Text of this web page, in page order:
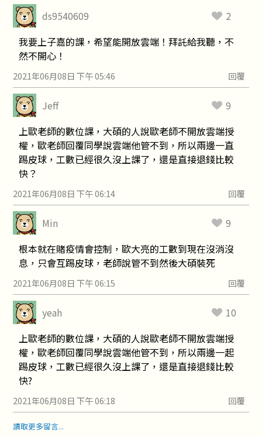
ds9540609
2
我要上子嘉的課，希望能開放雲端！拜託給我聽，不
然不開心！
2021年06月08日 下午 05:46 回覆
Jeff
9
上歐老師的數位課，大碩的人說歐老師不開放雲端授
權，歐老師回覆同學說雲端他管不到，所以兩邊一直
踢皮球，工數已經很久沒上課了，還是直接退錢比較
快？
2021年06月08日 下午 06:14 回覆
Min
9
根本就在賭疫情會控制，歐大亮的工數到現在沒消沒
息，只會互踢皮球，老師說管不到然後大碩裝死
2021年06月08日 下午 06:15 回覆
yeah
10
上歐老師的數位課，大碩的人說歐老師不開放雲端授
權，歐老師回覆同學說雲端他管不到，所以兩邊一起
踢皮球，工數已經很久沒上課了，還是直接退錢比較
快?
2021年06月08日 下午 06:18 回覆
讀取更多留言...